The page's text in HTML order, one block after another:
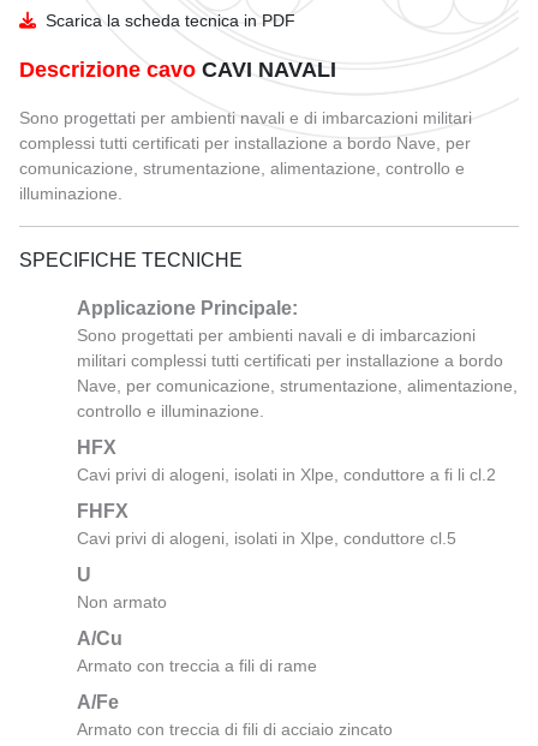
RAGGIO CURVATURA
INSTALLAZIONE
DIMENSIONI E PESO BOBINE
CATALOGO PANZERFLEX
CATALOGO CAVI NAVALI
Scarica la scheda tecnica in PDF
Descrizione cavo CAVI NAVALI
Sono progettati per ambienti navali e di imbarcazioni militari
complessi tutti certificati per installazione a bordo Nave, per
comunicazione, strumentazione, alimentazione, controllo e
illuminazione.
SPECIFICHE TECNICHE
Applicazione Principale:
Sono progettati per ambienti navali e di imbarcazioni
militari complessi tutti certificati per installazione a bordo
Nave, per comunicazione, strumentazione, alimentazione,
controllo e illuminazione.
HFX
Cavi privi di alogeni, isolati in Xlpe, conduttore a fi li cl.2
FHFX
Cavi privi di alogeni, isolati in Xlpe, conduttore cl.5
U
Non armato
A/Cu
Armato con treccia a fili di rame
A/Fe
Armato con treccia di fili di acciaio zincato